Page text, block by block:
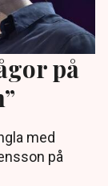
på
med
på